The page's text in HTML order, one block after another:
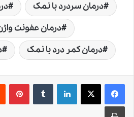
درمان سردرد با نمک
درمان عفونت
درمان کمر درد با نمک
لینکدین ‫تامبلر ‫پین‌ترست
چاپ